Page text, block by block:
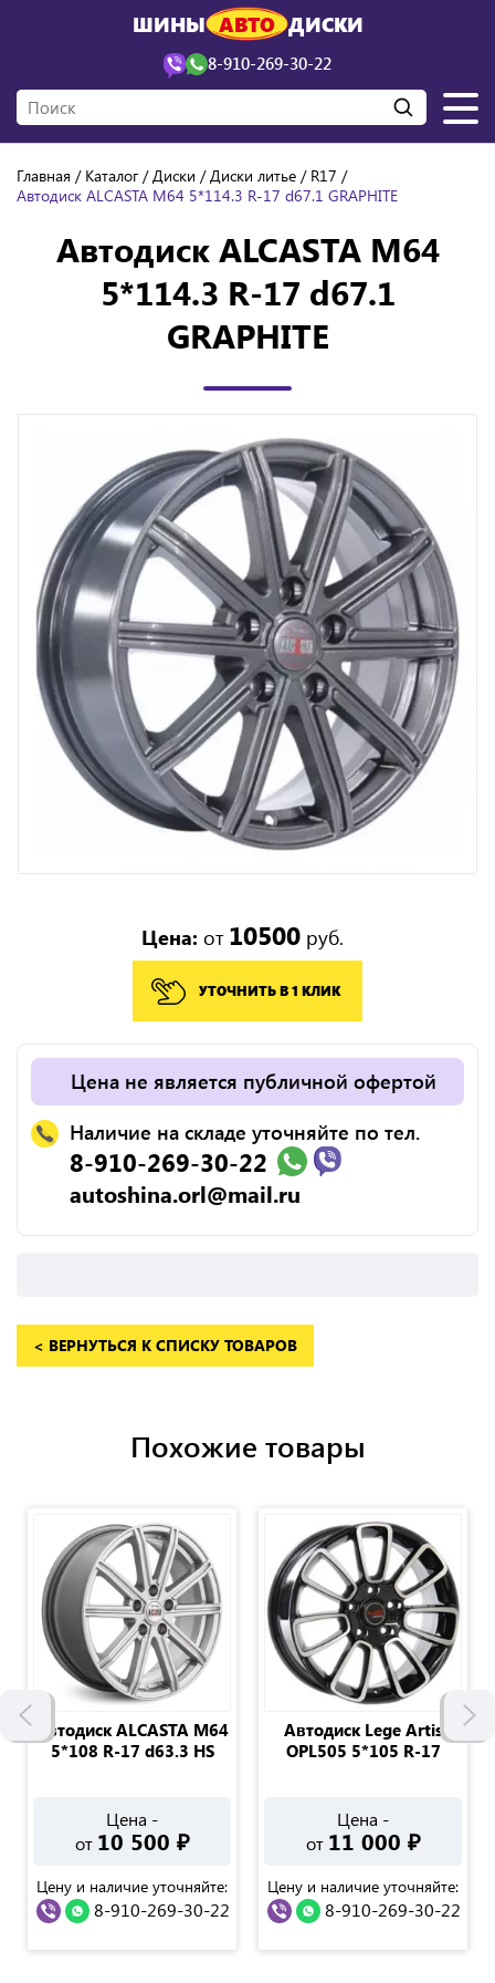
ШИНЫ АВТО ДИСКИ
8-910-269-30-22
Главная Каталог Диски Диски литье
R17
Автодиск ALCASTA M64 5*114.3 R-17 d67.1 GRAPHITE
Автодиск ALCASTA M64
5*114.3 R-17 d67.1
GRAPHITE
Цена: от 10500руб.
УТОЧНИТЬ В 1 КЛИК
Цена не является публичной офертой
Наличие на складе уточняйте по тел.
8-910-269-30-22
autoshina.orl@mail.ru
< ВЕРНУТЬСЯ К СПИСКУ ТОВАРОВ
Похожие товары
Автодиск ALCASTA M64
5*108 R-17 d63.3 HS
Цена -
от 10 500 ₽
Цену и наличие уточняйте:
8-910-269-30-22
Автодиск Lege Artis
OPL505 5*105 R-17
Цена -
от 11 000 ₽
Цену и наличие уточняйте:
8-910-269-30-22